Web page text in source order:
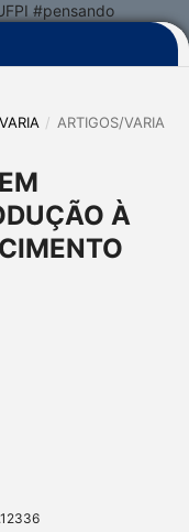
#pensando
/ ARTIGOS/VARIA
À